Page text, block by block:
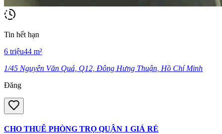
Tin hết hạn
6 triệu44 m²
1/45 Nguyễn Văn Quá, Q12, Đông Hưng Thuận, Hồ Chí Minh
Đăng
CHO THUÊ PHÒNG TRỌ QUẬN 1 GIÁ RẺ